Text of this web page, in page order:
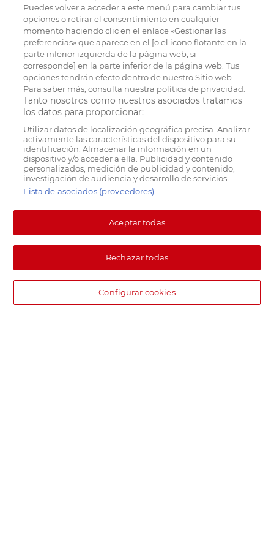
Puedes volver a acceder a este menú para cambiar tus
opciones o retirar el consentimiento en cualquier
momento haciendo clic en el enlace «Gestionar las
preferencias» que aparece en el [o el ícono flotante en la
parte inferior izquierda de la página web, si
corresponde] en la parte inferior de la página web. Tus
opciones tendrán efecto dentro de nuestro Sitio web.
Para saber más, consulta nuestra política de privacidad.
Tanto nosotros como nuestros asociados tratamos
los datos para proporcionar:
Utilizar datos de localización geográfica precisa. Analizar
activamente las características del dispositivo para su
identificación. Almacenar la información en un
dispositivo y/o acceder a ella. Publicidad y contenido
personalizados, medición de publicidad y contenido,
investigación de audiencia y desarrollo de servicios.
Lista de asociados (proveedores)
Aceptar todas
Rechazar todas
Configurar cookies